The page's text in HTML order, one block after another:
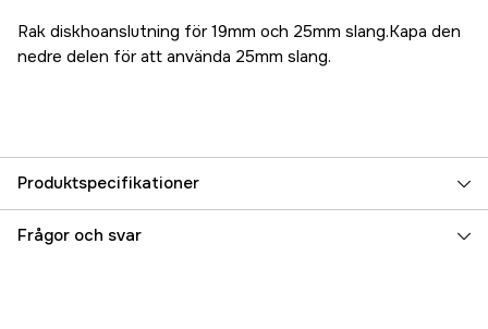
Rak diskhoanslutning för 19mm och 25mm slang.Kapa den
nedre delen för att använda 25mm slang.
Produktspecifikationer
Referensnummer 5000017110
Frågor och svar